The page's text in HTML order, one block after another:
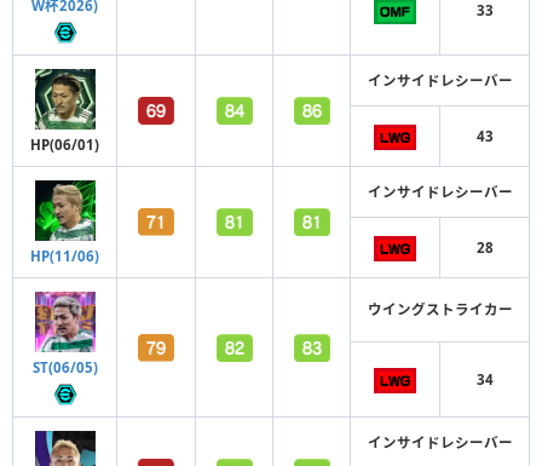
W杯2026)
33
HP(06/01)
インサイドレシーバー
43
HP(11/06)
インサイドレシーバー
28
ST(06/05)
ウイングストライカー
34
インサイドレシーバー